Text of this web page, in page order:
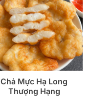
Chả Mực Hạ Long
Thượng Hạng